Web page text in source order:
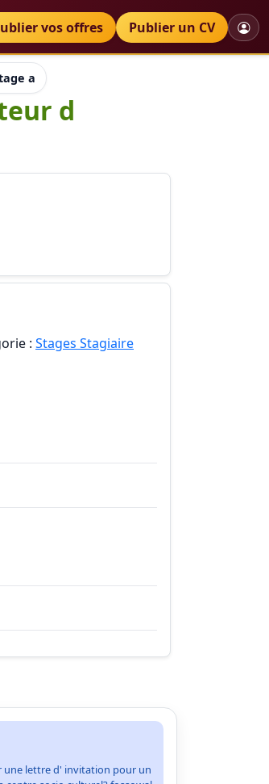
Petites annonces
vos offres Publier un CV
a un lieu adresser a un directeur d
d
: Stages Stagiaire
lettre d' invitation pour un